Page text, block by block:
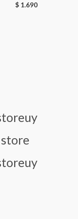
$ 1.690